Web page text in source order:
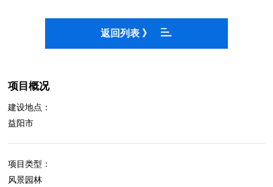
返回列表 》
项目概况
建设地点：
益阳市
项目类型：
风景园林